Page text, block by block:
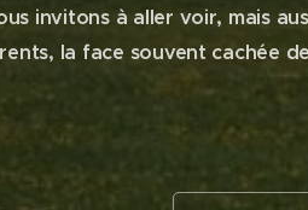
invitons à aller voir, mais
la face souvent cachée